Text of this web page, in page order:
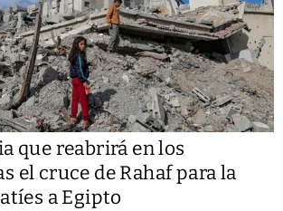
que reabrirá en los
el cruce de Rahaf para la
a Egipto